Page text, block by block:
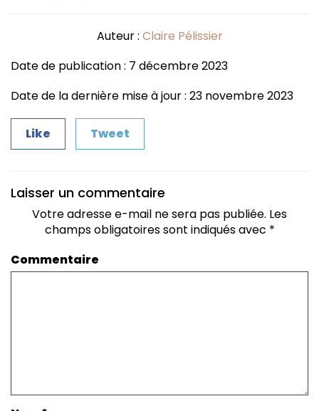
Auteur : Claire Pélissier
Date de publication : 7 décembre 2023
Date de la dernière mise à jour : 23 novembre 2023
Like Tweet
Laisser un commentaire
Votre adresse e-mail ne sera pas publiée. Les
champs obligatoires sont indiqués avec *
Commentaire